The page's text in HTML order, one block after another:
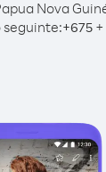
Nova
seguinte:+675+